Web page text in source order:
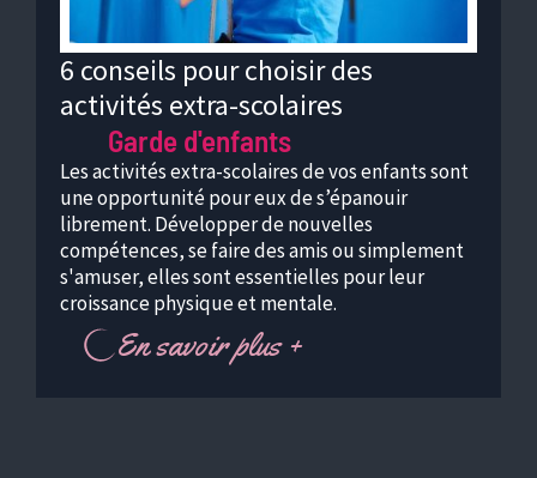
6 conseils pour choisir des
activités extra-scolaires
Garde d'enfants
Les activités extra-scolaires de vos enfants sont
une opportunité pour eux de s’épanouir
librement. Développer de nouvelles
compétences, se faire des amis ou simplement
s'amuser, elles sont essentielles pour leur
croissance physique et mentale.
En savoir plus +